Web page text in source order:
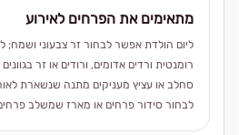
מתאימים את הפרחים לאירוע
ליום הולדת אפשר לבחור זר צבעוני ושמח;
רומנטית ורדים אדומים, ורודים או זר
סחלב או עציץ מעניקים מתנה שנשארת
לבחור סידור פרחים או מארז שמשלב פרחים,